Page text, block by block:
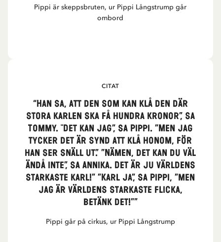
Pippi är skeppsbruten, ur Pippi Långstrump går
ombord
CITAT
“Han sa, att den som kan klå den där
stora karlen ska få hundra kronor”, sa
Tommy. "Det kan jag”, sa Pippi. ”Men jag
tycker det är synd att klå honom, för
han ser snäll ut.” ”Nämen, det kan du väl
ändå inte”, sa Annika. Det är ju världens
starkaste karl!” ”Karl ja”, sa Pippi, ”men
jag är världens starkaste flicka,
betänk det!””
Pippi går på cirkus, ur Pippi Långstrump